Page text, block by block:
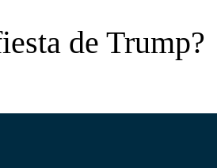
de Trump?